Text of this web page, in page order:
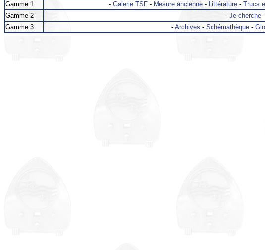
Gamme 1
- Galerie TSF- Mesure ancienne- Littérature- Trucs
Gamme 2 - Je cherche-
Gamme 3
- Archives - Schémathèque-